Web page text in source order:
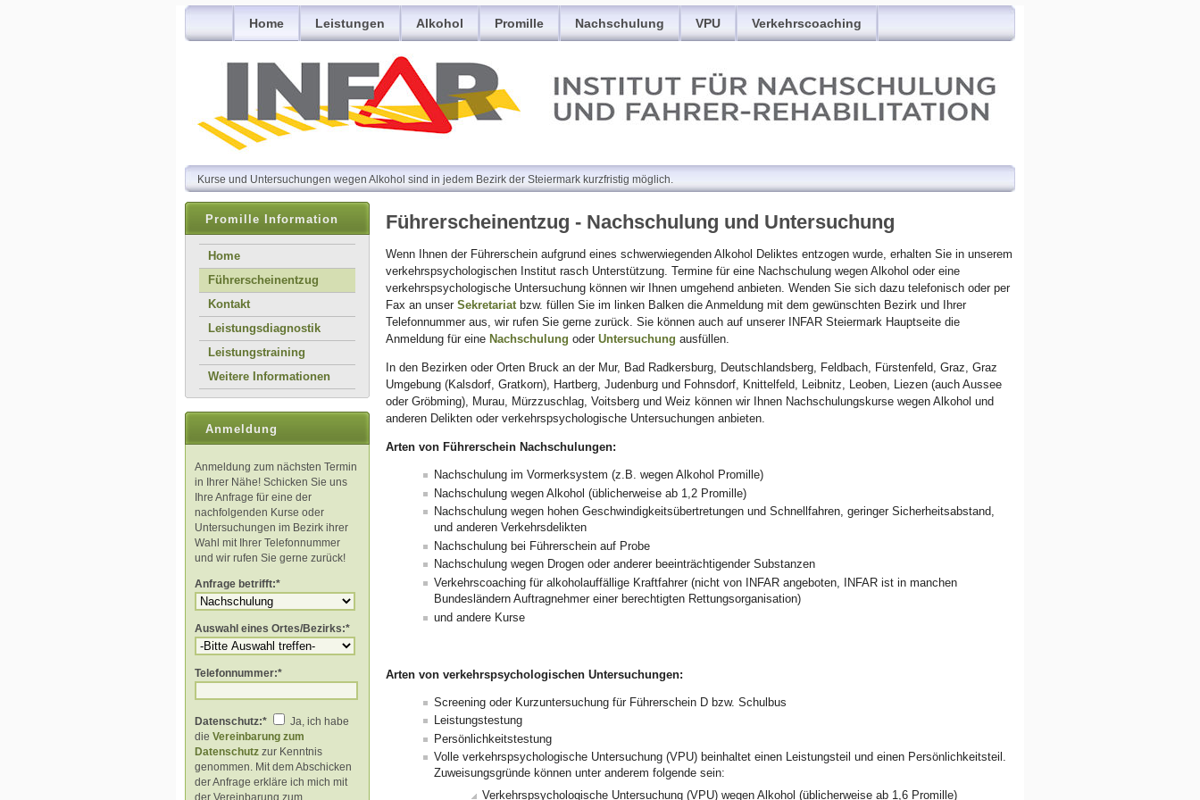
Home Leistungen Alkohol Promille Nachschulung VPU Verkehrscoaching
Kurse und Untersuchungen wegen Alkohol sind in jedem Bezirk der Steiermark kurzfristig möglich.
Promille Information
Home
Führerscheinentzug
Kontakt
Leistungsdiagnostik
Leistungstraining
Weitere Informationen
Anmeldung
Anmeldung zum nächsten Termin
in Ihrer Nähe! Schicken Sie uns
Ihre Anfrage für eine der
nachfolgenden Kurse oder
Untersuchungen im Bezirk ihrer
Wahl mit Ihrer Telefonnummer
und wir rufen Sie gerne zurück!
Anfrage betrifft:*
Auswahl eines Ortes/Bezirks:*
Telefonnummer:*
Datenschutz:*
Ja, ich habe
die Vereinbarung zum
Datenschutz zur Kenntnis
genommen. Mit dem Abschicken
der Anfrage erkläre ich mich mit
der Vereinbarung zum
Führerscheinentzug - Nachschulung und Untersuchung
Wenn Ihnen der Führerschein aufgrund eines schwerwiegenden Alkohol Deliktes entzogen wurde, erhalten Sie in unserem
verkehrspsychologischen Institut rasch Unterstützung. Termine für eine Nachschulung wegen Alkohol oder eine
verkehrspsychologische Untersuchung können wir Ihnen umgehend anbieten. Wenden Sie sich dazu telefonisch oder per
Fax an unser Sekretariatbzw. füllen Sie im linken Balken die Anmeldung mit dem gewünschten Bezirk und Ihrer
Telefonnummer aus, wir rufen Sie gerne zurück. Sie können auch auf unserer INFAR Steiermark Hauptseite die
Anmeldung für eine Nachschulung oder Untersuchung ausfüllen.
In den Bezirken oder Orten Bruck an der Mur, Bad Radkersburg, Deutschlandsberg, Feldbach, Fürstenfeld, Graz, Graz
Umgebung (Kalsdorf, Gratkorn), Hartberg, Judenburg und Fohnsdorf, Knittelfeld, Leibnitz, Leoben, Liezen (auch Aussee
oder Gröbming), Murau, Mürzzuschlag, Voitsberg und Weiz können wir Ihnen Nachschulungskurse wegen Alkohol und
anderen Delikten oder verkehrspsychologische Untersuchungen anbieten.
Arten von Führerschein Nachschulungen:
Nachschulung im Vormerksystem (z.B. wegen Alkohol Promille)
Nachschulung wegen Alkohol (üblicherweise ab 1,2 Promille)
Nachschulung wegen hohen Geschwindigkeitsübertretungen und Schnellfahren, geringer Sicherheitsabstand,
und anderen Verkehrsdelikten
Nachschulung bei Führerschein auf Probe
Nachschulung wegen Drogen oder anderer beeinträchtigender Substanzen
Verkehrscoaching für alkoholauffällige Kraftfahrer (nicht von INFAR angeboten, INFAR ist in manchen
Bundesländern Auftragnehmer einer berechtigten Rettungsorganisation)
und andere Kurse
Arten von verkehrspsychologischen Untersuchungen:
Screening oder Kurzuntersuchung für Führerschein D bzw. Schulbus
Leistungstestung
Persönlichkeitstestung
Volle verkehrspsychologische Untersuchung (VPU) beinhaltet einen Leistungsteil und einen Persönlichkeitsteil.
Zuweisungsgründe können unter anderem folgende sein:
Verkehrspsychologische Untersuchung (VPU) wegen Alkohol (üblicherweise ab 1,6 Promille)